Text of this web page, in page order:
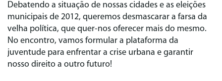
Debatendo a situação de nossas cidades e as eleições
municipais de 2012, queremos desmascarar a farsa da
velha política, que quer-nos oferecer mais do mesmo.
No encontro, vamos formular a plataforma da
juventude para enfrentar a crise urbana e garantir
nosso direito a outro futuro!